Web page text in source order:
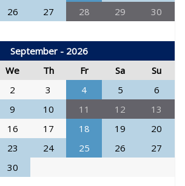
26 27 28 29
30
September - 2026
We Th Fr Sa
Su
2 3 4 5
6
9 10 11 12
13
16 17 18 19
20
23 24 25 26
27
30